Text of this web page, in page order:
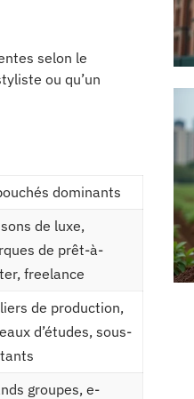
selon le
ou qu’un
dominants
de luxe,
de prêt-à-
freelance
de production,
d’études, sous-
groupes, e-